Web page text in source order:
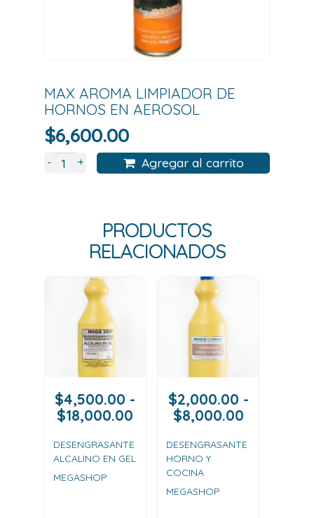
MAX AROMA LIMPIADOR DE
HORNOS EN AEROSOL
$6,600.00
- + Agregar al carrito
PRODUCTOS
RELACIONADOS
$4,500.00 -
$18,000.00 Rango
precios:
desde
$4,500.00
hasta
DESENGRASANTE
ALCALINO EN GEL
MEGASHOP
$2,000.00 -
$8,000.00Rango
precios:
DESENGRASANTE
HORNO Y
COCINA
MEGASHOP